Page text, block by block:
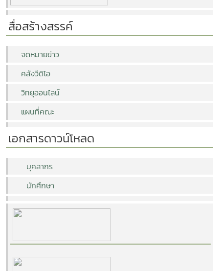
สื่อสร้างสรรค์
จดหมายข่าว
คลังวีดิโอ
วิทยุออนไลน์
แผนที่คณะ
เอกสารดาวน์โหลด
บุคลากร
นักศึกษา